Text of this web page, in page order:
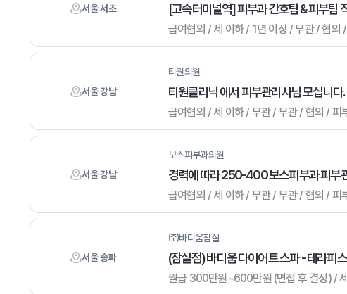
서울 서초 [고속터미널역] 피부과 간호팀 & 피부팀
급여협의 / 세 이하 / 1년 이상 / 무관 / 협의
서울 강남
티원의원
티원클리닉 에서 피부관리사님 모십니다.
급여협의 / 세 이하 / 무관 / 무관 / 협의 / 피
서울 강남
보스피부과의원
경력에 따라 250-400 보스피부과 피부
급여협의 / 세 이하 / 무관 / 무관 / 협의 / 피
서울 송파
㈜바디움잠실
(잠실점) 바디움 다이어트 스파 - 테라피
월급 300만원~600만원 (면접 후 결정) /